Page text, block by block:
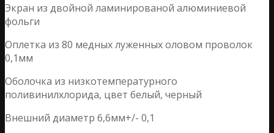
Экран из двойной ламинированой алюминиевой
фольги
Оплетка из 80 медных луженных оловом проволок
0,1мм
Оболочка из низкотемпературного
поливинилхлорида, цвет белый, черный
Внешний диаметр 6,6мм+/- 0,1